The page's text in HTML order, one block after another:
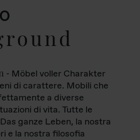
- Möbel voller Charakter
di carattere. Mobili che
a diverse
di vita. Tutte le
ganze Leben, la nostra
e la nostra filosofia